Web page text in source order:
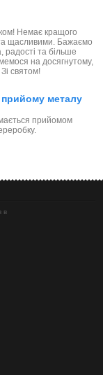
Немає кращого
щасливими. Бажаємо
радості та більше
на досягнутому,
святом!
прийому металу
прийомом
в